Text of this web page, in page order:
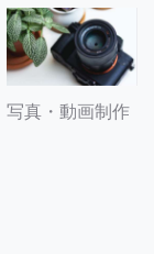
写真・動画制作